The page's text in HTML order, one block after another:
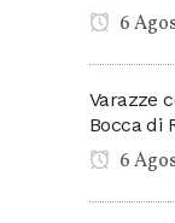
6
Varazze
Bocca di
6